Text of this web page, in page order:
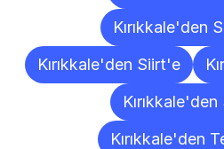
Kırıkkale'den
Kırıkkale'den Siirt'e
Kırıkkale'den